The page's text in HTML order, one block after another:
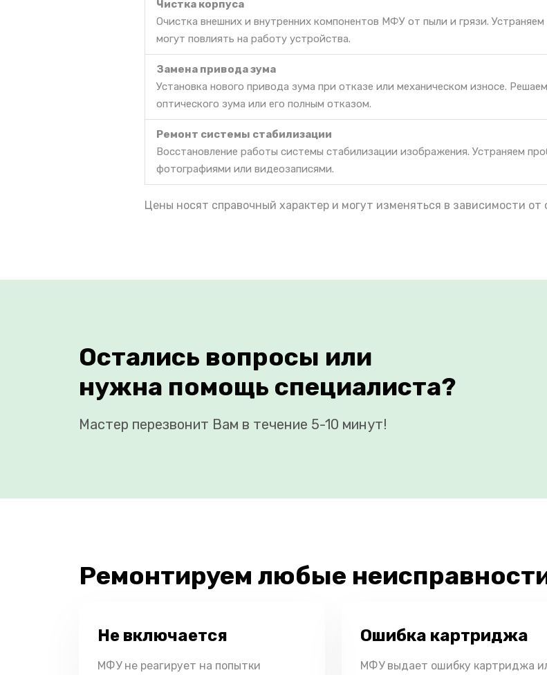
Чистка корпуса
Очистка внешних и внутренних компонентов МФУ от пыли и грязи. Устраняем
могут повлиять на работу устройства.
Замена привода зума
Установка нового привода зума при отказе или механическом износе.
оптического зума или его полным отказом.
Ремонт системы стабилизации
Восстановление работы системы стабилизации изображения. Устраняем
фотографиями или видеозаписями.
Цены носят справочный характер и могут изменяться в зависимости
Остались вопросы или
нужна помощь специалиста?
Мастер перезвонит Вам в течение 5-10 минут!
Ремонтируем любые
Не включается
МФУ не реагирует на попытки
Ошибка картриджа
МФУ выдает ошибку картриджа